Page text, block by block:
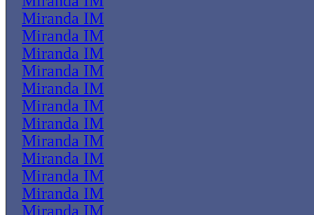
Miranda IM
Miranda IM
Miranda IM
Miranda IM
Miranda IM
Miranda IM
Miranda IM
Miranda IM
Miranda IM
Miranda IM
Miranda IM
Miranda IM